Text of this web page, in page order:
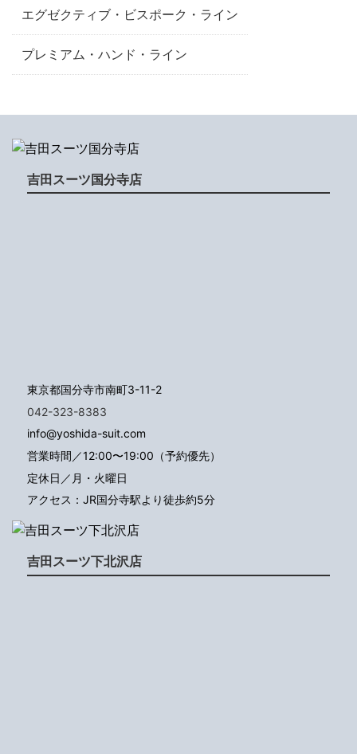
エグゼクティブ・ビスポーク・ライン
プレミアム・ハンド・ライン
吉田スーツ国分寺店
東京都国分寺市南町3-11-2
042-323-8383
info@yoshida-suit.com
営業時間／12:00〜19:00（予約優先）
定休日／月・火曜日
アクセス：JR国分寺駅より徒歩約5分
吉田スーツ下北沢店